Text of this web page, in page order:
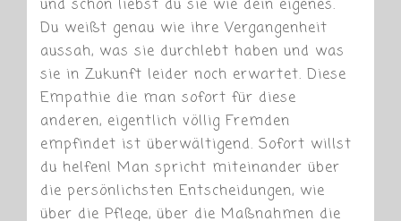
und schon liebst du sie wie dein eigenes.
Du weißt genau wie ihre Vergangenheit
aussah, was sie durchlebt haben und was
sie in Zukunft leider noch erwartet. Diese
Empathie die man sofort für diese
anderen, eigentlich völlig Fremden
empfindet ist überwältigend. Sofort willst
du helfen! Man spricht miteinander über
die persönlichsten Entscheidungen, wie
über die Pflege, über die Maßnahmen die